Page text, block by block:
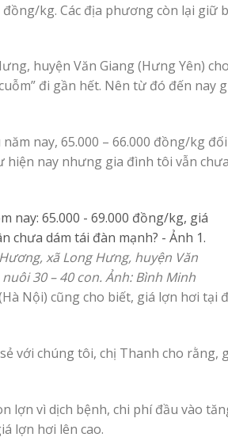
kg. Các địa phương còn lại
huyện Văn Giang (Hưng Yên)
đi gần hết. Nên từ đó đến nay
nay, 65.000 – 66.000 đồng/kg
nay nhưng gia đình tôi vẫn
xã Long Hưng, huyện Văn
30 – 40 con. Ảnh: Bình Minh
Nội) cũng cho biết, giá lợn hơi tại
với chúng tôi, chị Thanh cho
lợn vì dịch bệnh, chi phí đầu vào
lợn hơi lên cao.